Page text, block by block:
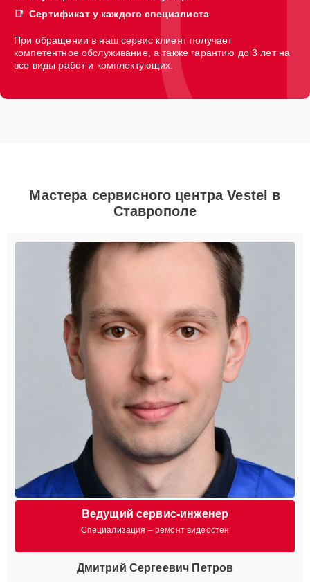
Сертификат у каждого специалиста
При обращении в наш сервис клиент получает
компетентное обслуживание, а также гарантию до 3 лет на
все виды работ и комплектующих.
Мастера сервисного центра Vestel в
Ставрополе
Ведущий сервис-инженер
Специализация – ремонт видеостен
Дмитрий Сергеевич Петров